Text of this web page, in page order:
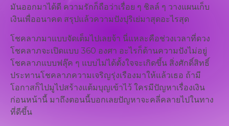
มันออกมาได้ดี ความรักก็ถือว่าเรื่อย ๆ ชิลล์ ๆ วางแผนเก็บ
เงินเพื่ออนาคต สรุปแล้วความปังปุริเย่มาสุดอะไรสุด
โชคลาภมาแบบจัดเต็มไปเลยจ้า นี่แหละคือช่วงเวลาที่ดวง
โชคลาภจะเปิดแบบ 360 องศา อะไรก็ต้านความปังไม่อยู่
โชคลาภแบบฟลุ๊ค ๆ แบบไม่ได้ตั้งใจจะเกิดขึ้น สิ่งศักดิ์สิทธิ์
ประทานโชคลาภความเจริญรุ่งเรืองมาให้แล้วเธอ ถ้ามี
โอกาสก็ไปมูไปสร้างแต้มบุญเข้าไว้ ใครมีปัญหาเรื่องเงิน
ก่อนหน้านี้ มาถึงตอนนี้บอกเลยปัญหาจะคลี่คลายไปในทาง
ที่ดีขึ้น